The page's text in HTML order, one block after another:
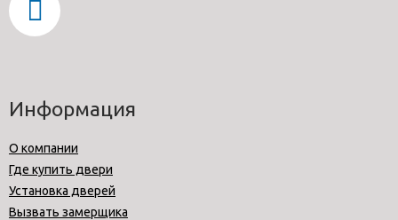
Информация
О компании
Где купить двери
Установка дверей
Вызвать замерщика